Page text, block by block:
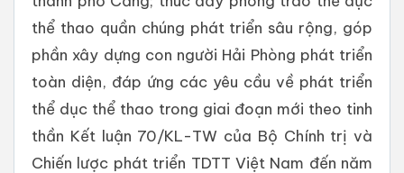
thể thao quần chúng phát triển sâu rộng, góp
phần xây dựng con người Hải Phòng phát triển
toàn diện, đáp ứng các yêu cầu về phát triển
thể dục thể thao trong giai đoạn mới theo tinh
thần Kết luận 70/KL-TW của Bộ Chính trị và
Chiến lược phát triển TDTT Việt Nam đến năm